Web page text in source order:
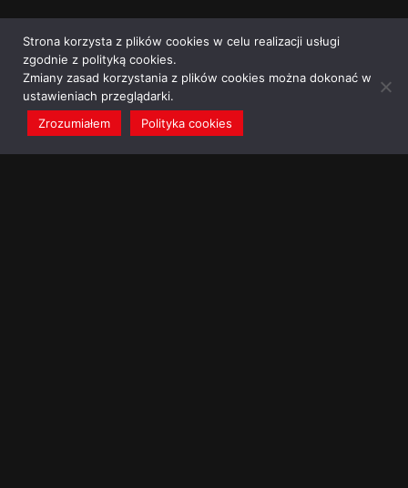
Strona korzysta z plików cookies w celu realizacji usługi
zgodnie z polityką cookies.
Zmiany zasad korzystania z plików cookies można dokonać w
ustawieniach przeglądarki.
Zrozumiałem
Polityka cookies